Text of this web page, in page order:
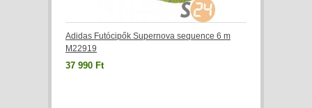
Adidas Futócipők Supernova sequence 6 m
M22919
37 990 Ft